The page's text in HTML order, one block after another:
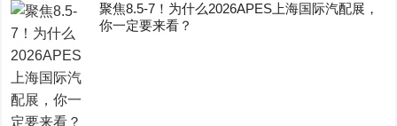
聚焦8.5-7！为什么2026APES上海国际汽配展，
你一定要来看？